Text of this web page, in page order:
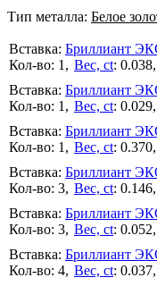
Тип металла: Белое
Бриллиант
1
Вес, ct: 0.038
Бриллиант
1
Вес, ct: 0.029
Бриллиант
1
Вес, ct: 0.370
Бриллиант
3 Вес, ct: 0.146
Бриллиант
3 Вес, ct: 0.052
Бриллиант
4 Вес, ct: 0.037